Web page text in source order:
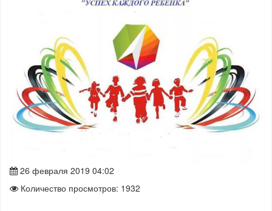
26 февраля 2019 04:02
Количество просмотров: 1932